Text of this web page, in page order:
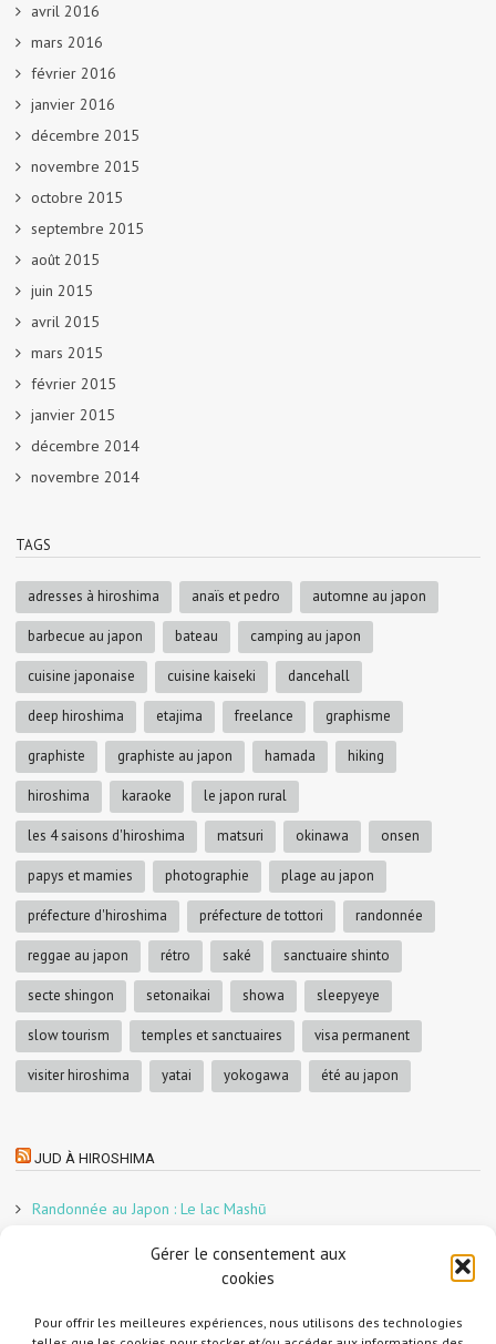
Gérer le consentement aux
cookies
Pour offrir les meilleures expériences, nous utilisons des technologies
avril 2016
mars 2016
février 2016
janvier 2016
décembre 2015
novembre 2015
octobre 2015
septembre 2015
août 2015
juin 2015
avril 2015
mars 2015
février 2015
janvier 2015
décembre 2014
novembre 2014
TAGS
adresses à hiroshima anaïs et pedro automne au japon
barbecue au japon bateau camping au japon
cuisine japonaise cuisine kaiseki dancehall
deep hiroshima etajima freelance graphisme
graphiste graphiste au japon hamada hiking
hiroshima karaoke le japon rural
les 4 saisons d'hiroshima matsuri okinawa onsen
papys et mamies photographie plage au japon
préfecture d'hiroshima préfecture de tottori randonnée
reggae au japon rétro saké sanctuaire shinto
secte shingon setonaikai showa sleepyeye
slow tourism temples et sanctuaires visa permanent
visiter hiroshima yatai yokogawa été au japon
JUD À HIROSHIMA
Randonnée au Japon : Le lac Mashū
Un café et des cabanes dans la forêt